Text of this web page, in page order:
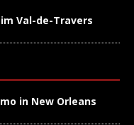
Val-de-Travers
in New Orleans